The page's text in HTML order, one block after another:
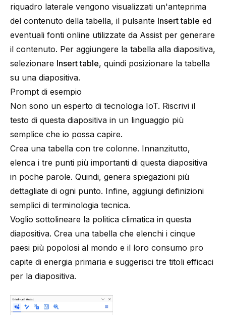
riquadro laterale vengono visualizzati un'anteprima
del contenuto della tabella, il pulsante Insert table ed
eventuali fonti online utilizzate da Assist per generare
il contenuto. Per aggiungere la tabella alla diapositiva,
selezionare Insert table, quindi posizionare la tabella
su una diapositiva.
Prompt di esempio
Non sono un esperto di tecnologia IoT. Riscrivi il
testo di questa diapositiva in un linguaggio più
semplice che io possa capire.
Crea una tabella con tre colonne. Innanzitutto,
elenca i tre punti più importanti di questa diapositiva
in poche parole. Quindi, genera spiegazioni più
dettagliate di ogni punto. Infine, aggiungi definizioni
semplici di terminologia tecnica.
Voglio sottolineare la politica climatica in questa
diapositiva. Crea una tabella che elenchi i cinque
paesi più popolosi al mondo e il loro consumo pro
capite di energia primaria e suggerisci tre titoli efficaci
per la diapositiva.